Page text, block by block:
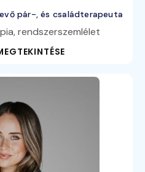
pár-, és családterapeuta
rendszerszemlélet